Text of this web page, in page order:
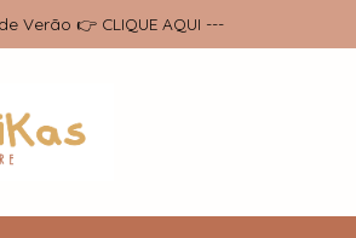
Verão 👉 CLIQUE AQUI ---